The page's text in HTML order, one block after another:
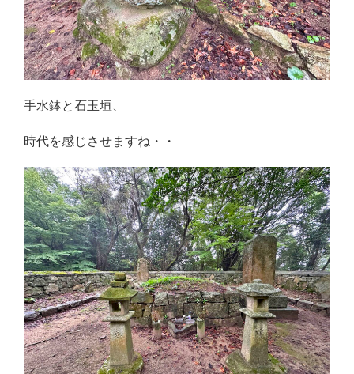
手水鉢と石玉垣、
時代を感じさせますね・・